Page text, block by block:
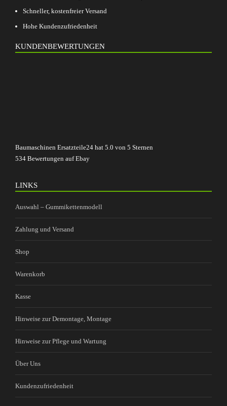
Schneller, kostenfreier Versand
Hohe Kundenzufriedenheit
KUNDENBEWERTUNGEN
Baumaschinen Ersatzteile24 hat 5.0 von 5 Sternen
534 Bewertungen auf Ebay
LINKS
Auswahl – Gummikettenmodell
Zahlung und Versand
Shop
Warenkorb
Kasse
Hinweise zur Demontage, Montage
Hinweise zur Pflege und Wartung
Über Uns
Kundenzufriedenheit